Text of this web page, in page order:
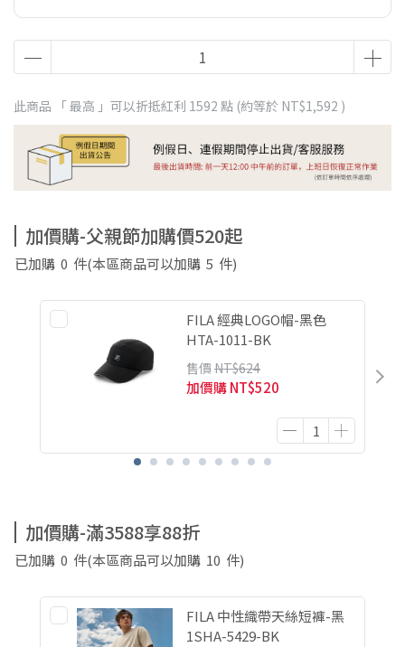
此商品 「 最高 」可以折抵紅利 1592 點 (約等於 NT$1,592 )
加價購-父親節加購價520起
已加購 0 件(本區商品可以加購 5 件)
FILA 經典LOGO帽-黑色
HTA-1011-BK
售價 NT$624
加價購NT$520
加價購-滿3588享88折
已加購 0 件(本區商品可以加購 10 件)
FILA 中性織帶天絲短褲-黑
1SHA-5429-BK